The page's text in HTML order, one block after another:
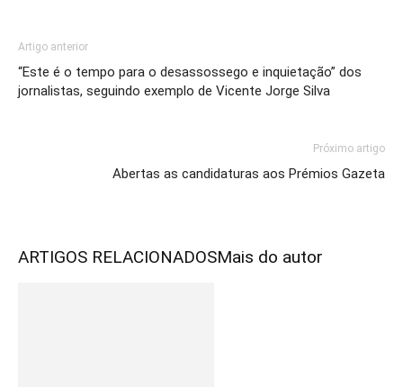
Artigo anterior
“Este é o tempo para o desassossego e inquietação” dos
jornalistas, seguindo exemplo de Vicente Jorge Silva
Próximo artigo
Abertas as candidaturas aos Prémios Gazeta
ARTIGOS RELACIONADOSMais do autor